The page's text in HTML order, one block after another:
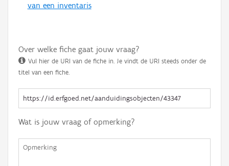
van een inventaris
Over welke fiche gaat jouw vraag?
Vul hier de URI van de fiche in. Je vindt de URI steeds onder de
titel van een fiche.
Wat is jouw vraag of opmerking?